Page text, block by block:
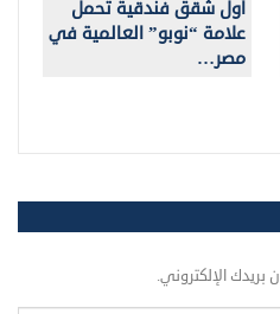
أول شقق فندقية تحمل
علامة “نوبو” العالمية في
مصر…
بريدك الإلكتروني.